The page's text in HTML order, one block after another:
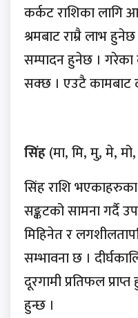
कर्कट राशिका
श्रमबाट राम्रै लाभ
सम्पादन हुनेछ । गरेका
सक्छ । एउटै कामबाट
सिंह(मा, मि, मु, मे,
सिंह राशि
सङ्कटको सामना गर्दै
मिहिनेत र
सम्भावना छ ।
दूरगामी प्रतिफल प्राप्त
हुन्छ ।